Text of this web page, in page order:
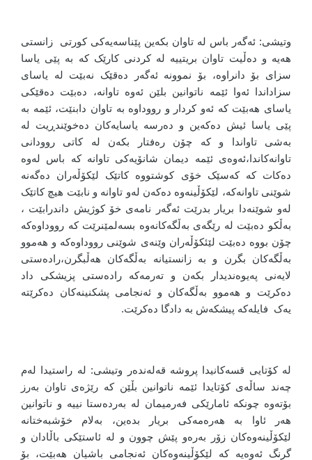
وتیشی: ئەگەر باس لە تاوان بکەین پێناسەیەکی کورتی زانستی
هەیە و دەڵیت تاوان بریتییە لە کردنی کارێک کە بە پێی یاسا
سزای بۆ دانراوە، بۆ نموونە ئەگەر دەقێک نەبێت لە یاسای
سزاداندا ئەوا ئێمە ناتوانین بلێن ئەوە تاوانە، دەبێت دەقێکی
یاسای هەبێت کە ئەو کردار و رووداوە بە تاوان دابنێت، ئێمە بە
پێی یاسا ئیش دەکەین و دەرسە یاسایەکان دەخوێندڕیت لە
بەشی تاواندا و کە چۆن رەفتار بکەن لە کاتی روودانی
تاوانەکاندا،ئەوەی ئێمە دیمان شانۆیەکی تاوانە کە باس لەوە
دەکات کە کەسێک خۆی کوشتووە کاتێک لێکۆڵەران دەگەنە
شوێنی تاوانەکە، لێکۆڵینەوە دەکەن لەو تاوانە و نابێت هیچ کاتێک
لەو شوێنەدا بریار بدرێت ئەگەر نامەی خۆ کوژیش داندرابێت ،
بەڵکو دەبێت لە رێگەی بەڵگەکانەوە بسەلمێنرێت کە رووداوەکە
چۆن بووە دەبێت لێئکۆڵەران وێنەی شوێنی رووداوەکە و هەموو
بەڵگەکان بگرن و بە زانستیانە بەڵگەکان هەڵبگرن،رادەستی
لایەنی پەیوەندیدار بکەن و تەرمەکە رادەستی پزیشکی داد
دەکرێت و هەموو بەڵگەکان و ئەنجامی پشکنینەکان دەکرێتە
یەک فایلەکە پیشکەش بە دادگا دەکرێت.
لە کۆتایی قسەکانیدا پروشە قەلەندەر وتیشی: لە راستیدا لەم
چەند ساڵەی کۆتایدا ئێمە ناتوانین بڵێن کە رێژەی تاوان بەرز
بۆتەوە چونکە ئامارێکی فەرمیمان لە بەردەستا نییە و ناتوانین
هەر ئاوا بە هەرەمەکی بریار بدەین، بەلام خۆشبەختانە
لێکۆڵینەوەکان زۆر بەرەو پێش چوون و لە ئاستێکی باڵادان و
گرنگ ئەوەیە کە لێکۆڵینەوەکان ئەنجامی باشیان هەبێت، بۆ